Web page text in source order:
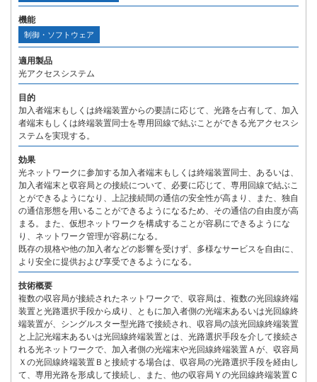
機能
制御・ソフトウェア
適用製品
光アクセスシステム
目的
加入者端末もしくは終端装置からの要請に応じて、光路を占有して、加入
者端末もしくは終端装置同士を専用回線で結ぶことができる光アクセスシ
ステムを実現する。
効果
光ネットワークに参加する加入者端末もしくは終端装置同士、あるいは、
加入者端末と収容局との接続について、必要に応じて、専用回線で結ぶこ
とができるようになり、上記接続間の通信の安全性が高まり、また、独自
の通信形態を用いることができるようになるため、その通信の自由度が高
まる。また、仮想ネットワークを構成することが容易にできるようにな
り、ネットワーク管理が容易になる。
既存の規格や他の加入者などの影響を受けず、多様なサービスを自由に、
より安全に提供および享受できるようになる。
技術概要
複数の収容局が接続されたネットワークで、収容局は、複数の光回線終端
装置と光路選択手段から成り、ともに加入者側の光端末あるいは光回線終
端装置が、シングルスター型光路で接続され、収容局の該光回線終端装置
と上記光端末あるいは光回線終端装置とは、光路選択手段を介して接続さ
れる光ネットワークで、加入者側の光端末や光回線終端装置Ａが、収容局
Ｘの光回線終端装置Ｂと接続する場合は、収容局の光路選択手段を経由し
て、専用光路を形成して接続し、また、他の収容局Ｙの光回線終端装置Ｃ